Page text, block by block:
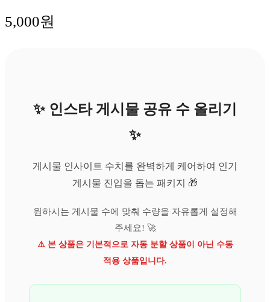
5,000원
✨ 인스타 게시물 공유 수 올리기
✨
게시물 인사이트 수치를 완벽하게 케어하여 인기
게시물 진입을 돕는 패키지 🎁
원하시는 게시물 수에 맞춰 수량을 자유롭게 설정해
주세요! 🚀
⚠️ 본 상품은 기본적으로 자동 분할 상품이 아닌 수동
적용 상품입니다.